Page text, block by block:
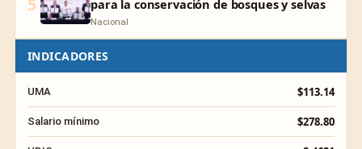
5
para la conservación de bosques y selvas
Nacional
INDICADORES
UMA $113.14
Salario mínimo $278.80